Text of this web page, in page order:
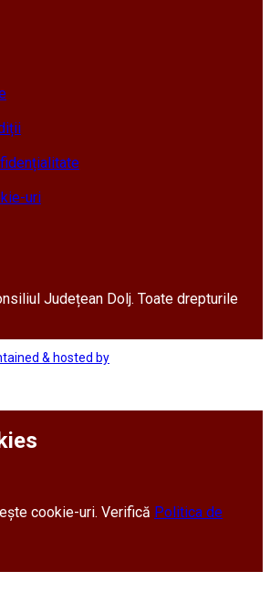
uri
Județean Dolj. Toate drepturile
& hosted by
cookie-uri. Verifică Politica de